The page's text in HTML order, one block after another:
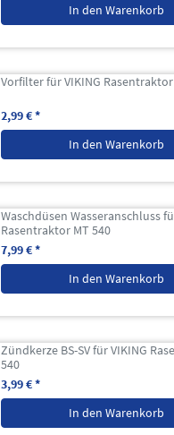
In den Warenkorb
Vorfilter für VIKING Rasentraktor
2,99 € *
In den Warenkorb
Waschdüsen Wasseranschluss
Rasentraktor MT 540
7,99 € *
In den Warenkorb
Zündkerze BS-SV für VIKING
540
3,99 € *
In den Warenkorb